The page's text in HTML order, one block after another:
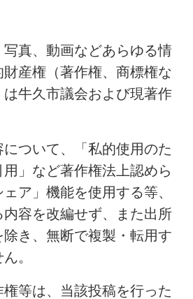
真、動画などあらゆる情
産権（著作権、商標権な
は牛久市議会および現著作
ついて、「私的使用のた
」など著作権法上認めら
ア」機能を使用する等、
容を改編せず、また出所
き、無断で複製・転用す
。
等は、当該投稿を行った